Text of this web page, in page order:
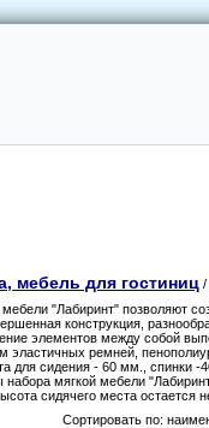
мебель для гостиниц /
"Лабиринт" позволяют
конструкция,
элементов между собой
ремней,
для сидения - 60 мм., спинки
мягкой мебели
сидячего места остается
Сортировать по: